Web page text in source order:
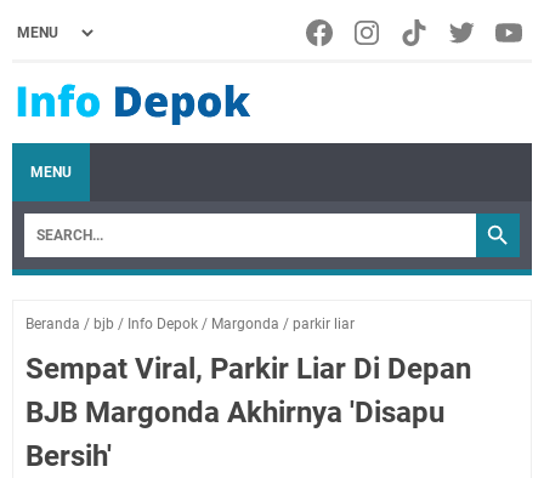
MENU
Beranda / bjb / Info Depok / Margonda / parkir liar
Sempat Viral, Parkir Liar Di Depan
BJB Margonda Akhirnya 'Disapu
Bersih'